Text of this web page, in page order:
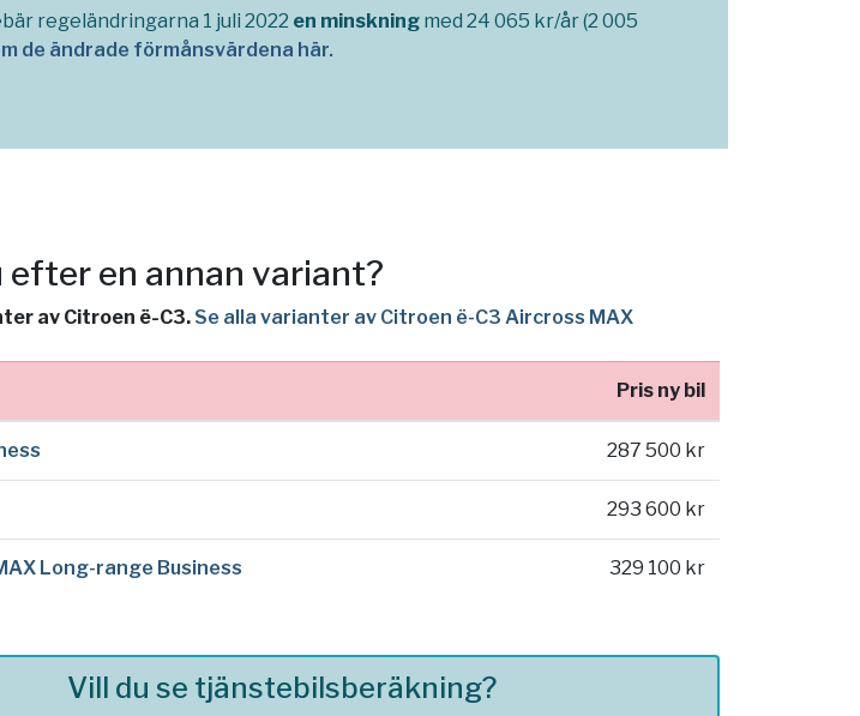
regeländringarna 1 juli 2022 en minskning med 24 065 kr/år (2 005
de ändrade förmånsvärdena här.
efter en annan variant?
av Citroen ë-C3. Se alla varianter av Citroen ë-C3 Aircross MAX
Pris ny bil
287 500 kr
293 600 kr
Long-range Business 329 100 kr
Vill du se tjänstebilsberäkning?